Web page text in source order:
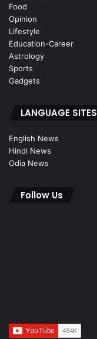
Food
Opinion
Lifestyle
Education-Career
Astrology
Sports
Gadgets
LANGUAGE SITES
English News
Hindi News
Odia News
Follow Us